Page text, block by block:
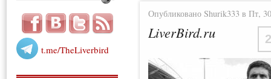
t.me/TheLiverbird
Опубликовано Shurik333 в Пт,
2
LiverBird.ru